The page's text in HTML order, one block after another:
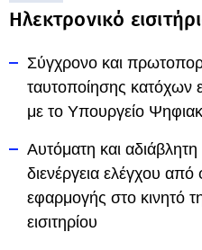
Ηλεκτρονικό
Σύγχρονο και
ταυτοποίησης κατόχων
με το Υπουργείο
Αυτόματη και αδιάβλητη
διενέργεια ελέγχου
εφαρμογής στο κινητό
εισιτηρίου